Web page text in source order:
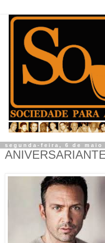
segunda-feira, 6 de maio